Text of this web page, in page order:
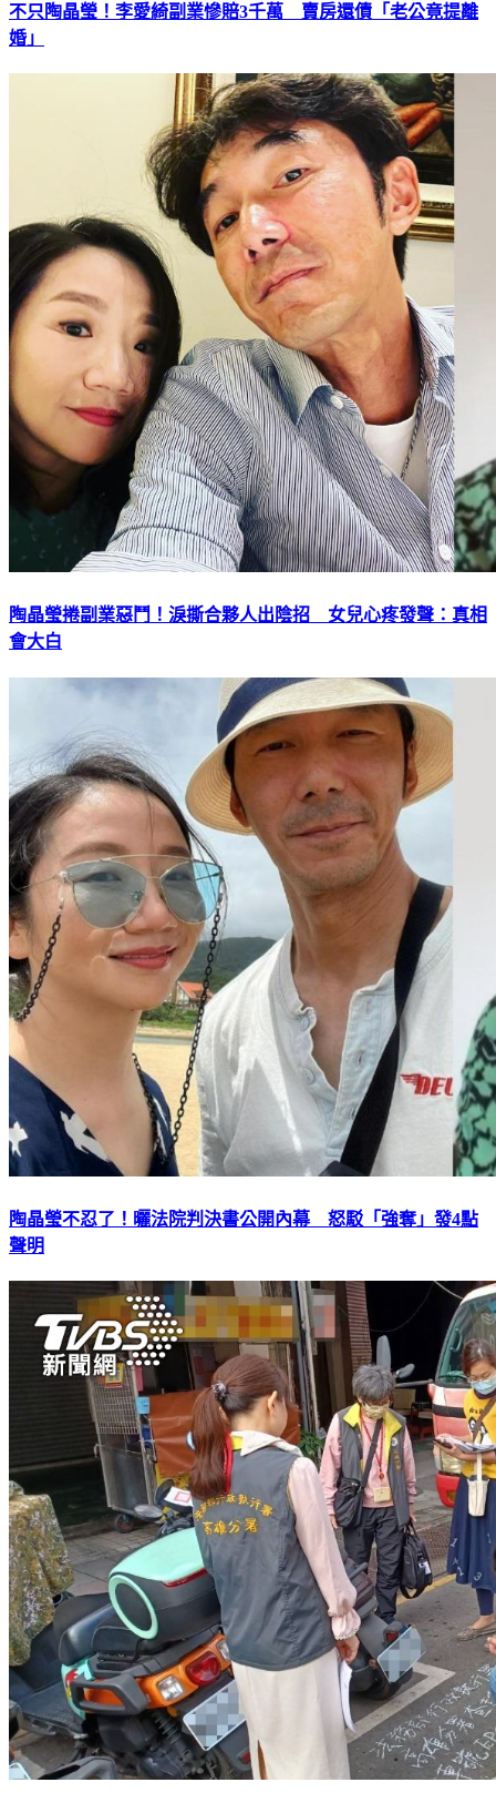
不只陶晶瑩！李愛綺副業慘賠3千萬 賣房還債「老公竟提離
婚」
陶晶瑩捲副業惡鬥！淚撕合夥人出陰招 女兒心疼發聲：真相
會大白
陶晶瑩不忍了！曬法院判決書公開內幕 怒駁「強奪」發4點
聲明